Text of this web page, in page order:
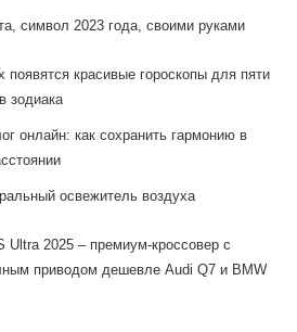
символ 2023 года, своими руками
появятся красивые гороскопы для пяти
зодиака
онлайн: как сохранить гармонию в
освежитель воздуха
Ultra 2025 – премиум-кроссовер с
приводом дешевле Audi Q7 и BMW